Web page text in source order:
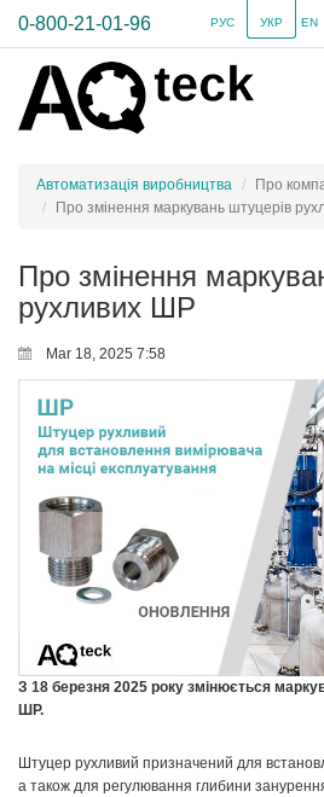
0-800-21-01-96 РУС УКР EN
Автоматизація виробництва Про
Про змінення маркувань штуцерів
Про змінення
рухливих ШР
Mar 18, 2025 7:58
З 18 березня 2025 року змінюється
ШР.
Штуцер рухливий призначений для
а також для регулювання глибини